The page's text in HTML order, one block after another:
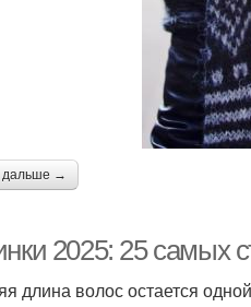
дальше →
2025: 25 самых
длина волос остается